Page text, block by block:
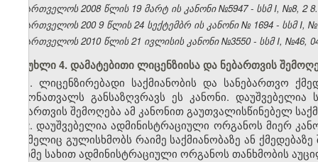
საქართველოს 2008 წლის 19 მარტ ის კანონი №5947 - სსმ I, №8, 2 8.
საქართველოს 200 9 წლის 24 სექტემბრ ის კანონი № 1694 - სსმ I, №
საქართველოს 2010 წლის 21 ივლისის კანონი №3550 - სსმ I, №46,
მუხლი 4. დამატებითი ლიცენზიისა და ნებართვის
1. ლიცენზირებადი საქმიანობის და სანებართვო
ჩამონათვალს განსაზღვრავს ეს კანონი.
ნებართვის შემოღება ამ კანონით გაუთვალისწინებელ
2. დაუშვებელია ადმინისტრაციული ორგანოს მიერ
რომელიც გულისხმობს რაიმე საქმიანობაზე ან
რაიმე სახით ადმინისტრაციული ორგანოს თანხმობის